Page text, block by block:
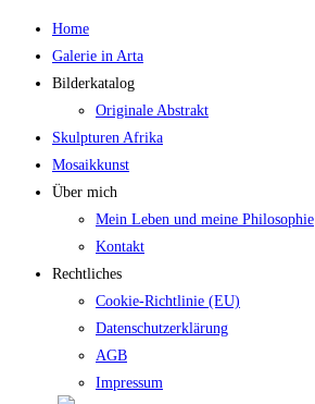
Zum
Inhalt
springen
Home
Galerie in Arta
Bilderkatalog
Originale Abstrakt
Skulpturen Afrika
Mosaikkunst
Über mich
Mein Leben und meine Philosophie
Kontakt
Rechtliches
Cookie-Richtlinie (EU)
Datenschutzerklärung
AGB
Impressum